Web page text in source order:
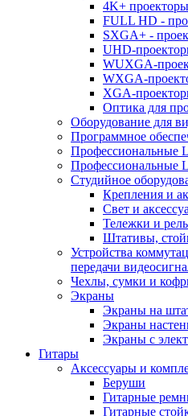
4K+ проекторы
FULL HD -
SXGA+ -
UHD-
WUXGA-
WXGA-
XGA-
Оптика для
Оборудование для
Программное
Профессиональные
Профессиональные
Студийное
Крепления и
Свет и
Тележки и
Штативы,
Устройства
передачи
Чехлы, сумки и
Экраны
Экраны на
Экраны
Экраны с
Гитары
Аксессуары и
Беруши
Гитарные
Гитарные